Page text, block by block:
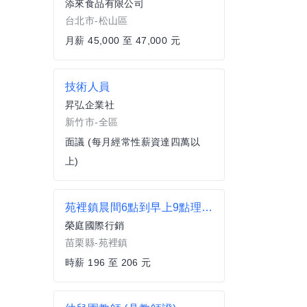
添來食品有限公司
台北市-松山區
月薪 45,000 至 47,000 元
技術人員
昇弘企業社
新竹市-全區
面議 (每月經常性薪資達四萬以
上)
苑裡鎮晨間6點到早上9點理貨人員
榮庭國際行銷
苗栗縣-苑裡鎮
時薪 196 至 206 元